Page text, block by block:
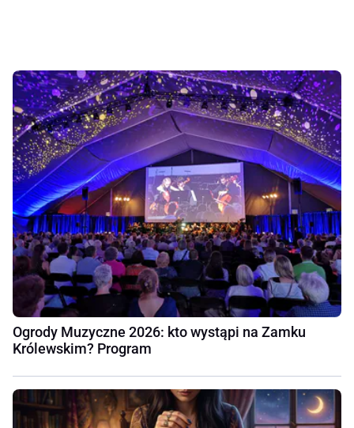
Ogrody Muzyczne 2026: kto wystąpi na Zamku
Królewskim? Program